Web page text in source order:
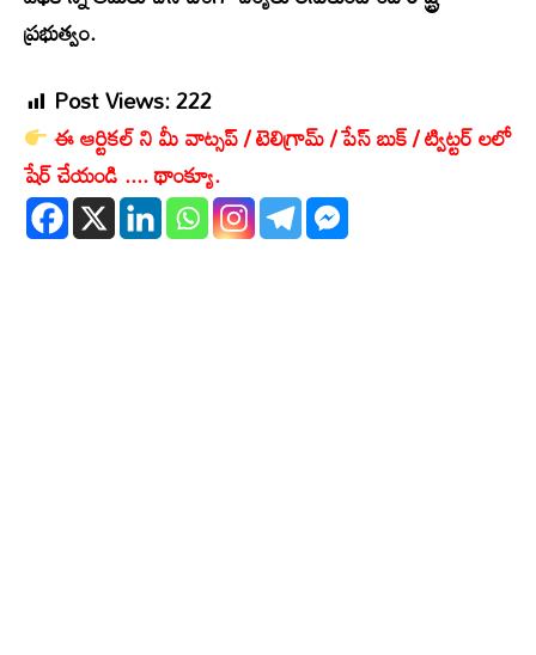
ప్రభుత్వం.
Post Views:222
ఈ ఆర్టికల్ ని మీ వాట్సప్ / టెలిగ్రామ్ / పేస్ బుక్ / ట్విట్టర్ లలో
షేర్ చేయండి .... థాంక్యూ.